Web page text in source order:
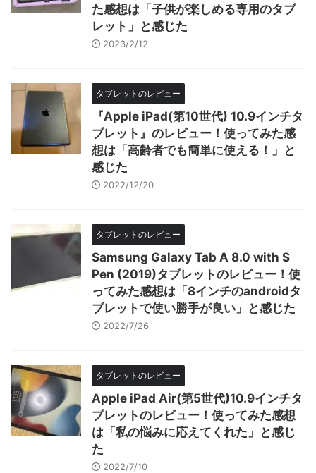
た感想は「子供が楽しめる専用のタブ
レット」と感じた
2023/2/12
タブレットのレビュー
『Apple iPad(第10世代) 10.9インチタ
ブレット』のレビュー！使ってみた感
想は「高齢者でも簡単に使える！」と
感じた
2022/12/20
タブレットのレビュー
Samsung Galaxy Tab A 8.0 with S
Pen (2019)タブレットのレビュー！使
ってみた感想は「8インチのandroidタ
ブレットで使い勝手が良い」と感じた
2022/7/26
タブレットのレビュー
Apple iPad Air(第5世代)10.9インチタ
ブレットのレビュー！使ってみた感想
は「私の悩みに応えてくれた」と感じ
た
2022/7/10